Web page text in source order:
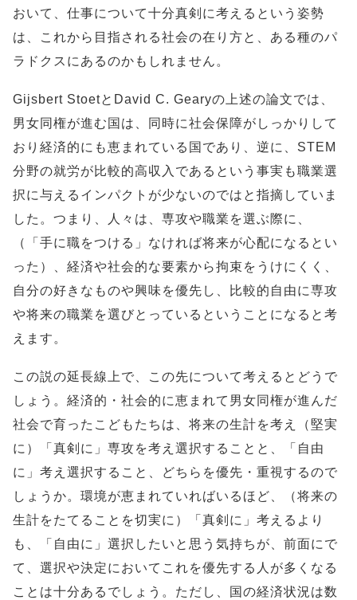
おいて、仕事について十分真剣に考えるという姿勢
は、これから目指される社会の在り方と、ある種のパ
ラドクスにあるのかもしれません。
Gijsbert StoetとDavid C. Gearyの上述の論文では、
男女同権が進む国は、同時に社会保障がしっかりして
おり経済的にも恵まれている国であり、逆に、STEM
分野の就労が比較的高収入であるという事実も職業選
択に与えるインパクトが少ないのではと指摘していま
した。つまり、人々は、専攻や職業を選ぶ際に、
（「手に職をつける」なければ将来が心配になるとい
った）、経済や社会的な要素から拘束をうけにくく、
自分の好きなものや興味を優先し、比較的自由に専攻
や将来の職業を選びとっているということになると考
えます。
この説の延長線上で、この先について考えるとどうで
しょう。経済的・社会的に恵まれて男女同権が進んだ
社会で育ったこどもたちは、将来の生計を考え（堅実
に）「真剣に」専攻を考え選択することと、「自由
に」考え選択すること、どちらを優先・重視するので
しょうか。環境が恵まれていればいるほど、（将来の
生計をたてることを切実に）「真剣に」考えるより
も、「自由に」選択したいと思う気持ちが、前面にで
て、選択や決定においてこれを優先する人が多くなる
ことは十分あるでしょう。ただし、国の経済状況は数